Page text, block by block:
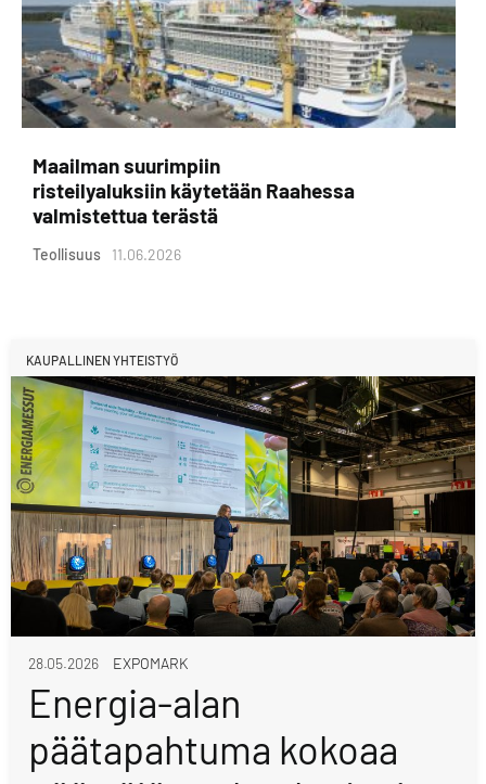
Maailman suurimpiin
risteilyaluksiin käytetään Raahessa
valmistettua terästä
Teollisuus 11.06.2026
KAUPALLINEN YHTEISTYÖ
28.05.2026 EXPOMARK
Energia-alan
päätapahtuma kokoaa